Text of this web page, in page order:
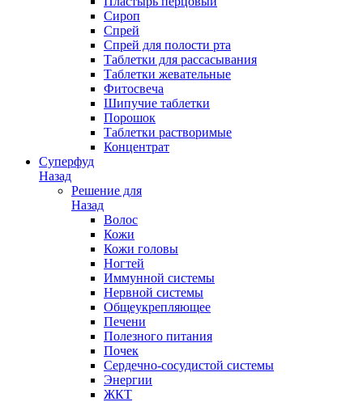
Сироп
Спрей
Спрей для полости рта
Таблетки для рассасывания
Таблетки жевательные
Фитосвеча
Шипучие таблетки
Порошок
Таблетки растворимые
Концентрат
Суперфуд
Назад
Решение для
Назад
Волос
Кожи
Кожи головы
Ногтей
Иммунной системы
Нервной системы
Общеукрепляющее
Печени
Полезного питания
Почек
Сердечно-сосудистой системы
Энергии
ЖКТ